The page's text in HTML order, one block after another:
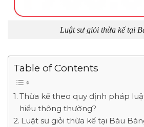
Luật sư giỏi thừa kế tại
Table of Contents
Thừa kế theo quy định pháp
hiểu thông thường?
Luật sư giỏi thừa kế tại Bàu